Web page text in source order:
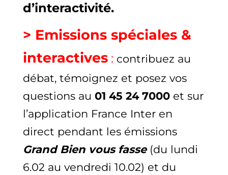
d’interactivité.
> Emissions spéciales &
interactives : contribuez au
débat, témoignez et posez vos
questions au 01 45 24 7000 et sur
l’application France Inter en
direct pendant les émissions
Grand Bien vous fasse(du lundi
6.02 au vendredi 10.02) et du